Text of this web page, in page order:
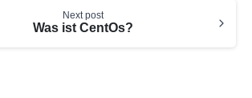
Next post
Was ist CentOs?